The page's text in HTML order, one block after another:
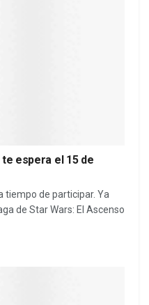
espera el 15 de
tiempo de participar. Ya
de Star Wars: El Ascenso